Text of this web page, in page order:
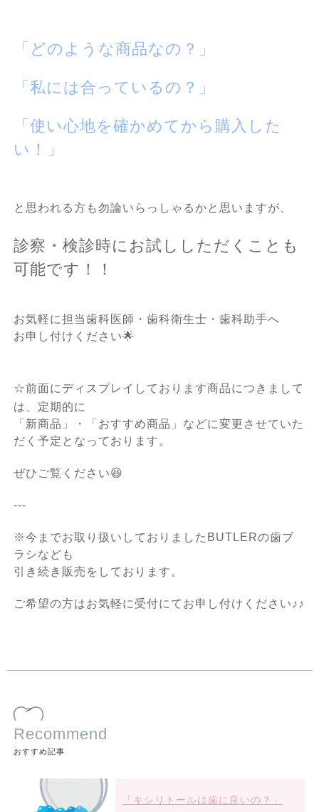
「どのような商品なの？」
「私には合っているの？」
「使い心地を確かめてから購入した
い！」
と思われる方も勿論いらっしゃるかと思いますが、
診察・検診時にお試ししただくことも
可能です！！
お気軽に担当歯科医師・歯科衛生士・歯科助手へ
お申し付けください🌟
☆前面にディスプレイしております商品につきまして
は、定期的に
「新商品」・「おすすめ商品」などに変更させていた
だく予定となっております。
ぜひご覧ください😆
---
※今までお取り扱いしておりましたBUTLERの歯ブ
ラシなども
引き続き販売をしております。
ご希望の方はお気軽に受付にてお申し付けください♪♪
Recommend
おすすめ記事
「キシリトールは歯に良いの？」